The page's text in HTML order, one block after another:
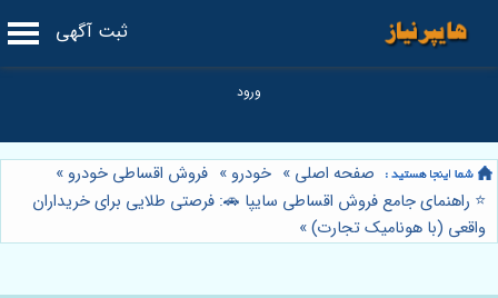
ثبت آگهی
صفحه اصلی » خودرو » فروش اقساطی خودرو »
⭐️ راهنمای جامع فروش اقساطی سایپا 🚗: فرصتی طلایی برای خریداران
واقعی (با هونامیک تجارت)»